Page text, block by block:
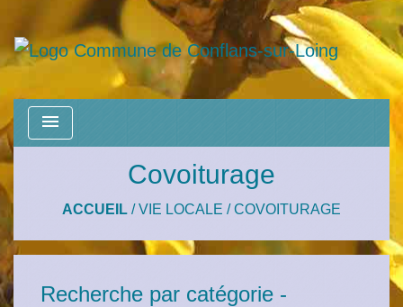
menu
Covoiturage
ACCUEIL /VIE LOCALE /COVOITURAGE
Recherche par catégorie -